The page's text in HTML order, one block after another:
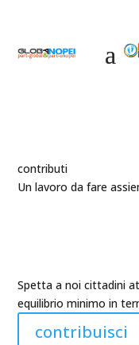
contributi
Un lavoro da fare
Spetta a noi cittadini
equilibrio minimo in
contribuisci